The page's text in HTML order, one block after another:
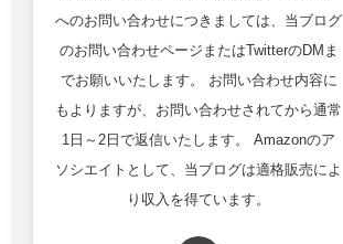
へのお問い合わせにつきましては、当ブログ
のお問い合わせページまたはTwitterのDMま
でお願いいたします。 お問い合わせ内容に
もよりますが、お問い合わせされてから通常
1日～2日で返信いたします。 Amazonのア
ソシエイトとして、当ブログは適格販売によ
り収入を得ています。